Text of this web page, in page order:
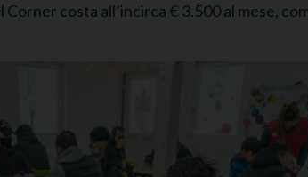
costa all’incirca € 3.500 al mese,